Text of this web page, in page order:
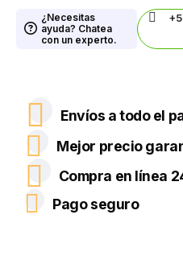
¿Necesitas
ayuda? Chatea
con un experto.
Envíos a todo el
Mejor precio
Compra en línea
Pago seguro